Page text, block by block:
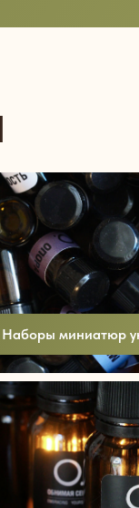
Наборы миниатюр